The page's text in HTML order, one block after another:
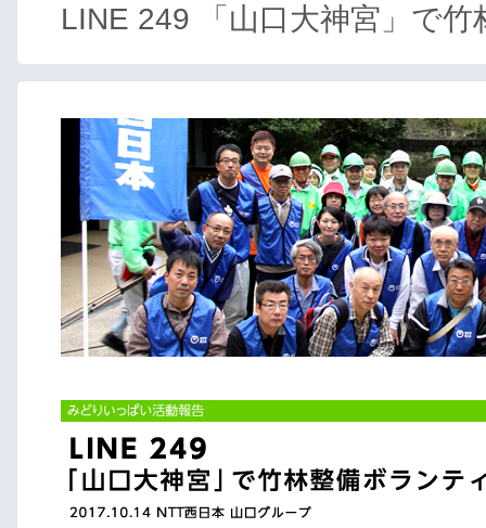
LINE 249 「山口大神宮」で